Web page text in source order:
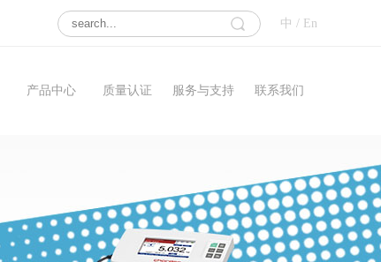
En
中 /
产品中心 质量认证 服务与支持 联系我们